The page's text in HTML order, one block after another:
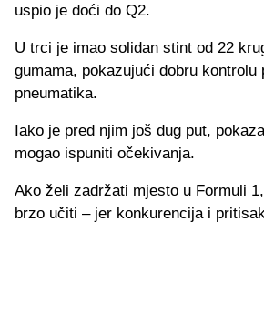
uspio je doći do Q2.
U trci je imao solidan stint od 22
gumama, pokazujući dobru kontrolu
pneumatika.
Iako je pred njim još dug put,
mogao ispuniti očekivanja.
Ako želi zadržati mjesto u Formuli
brzo učiti – jer konkurencija i